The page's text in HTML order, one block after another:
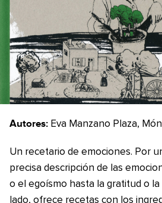
Autores: Eva Manzano Plaza,
Un recetario de emociones. Por
precisa descripción de las
o el egoísmo hasta la gratitud o
lado, ofrece recetas con los